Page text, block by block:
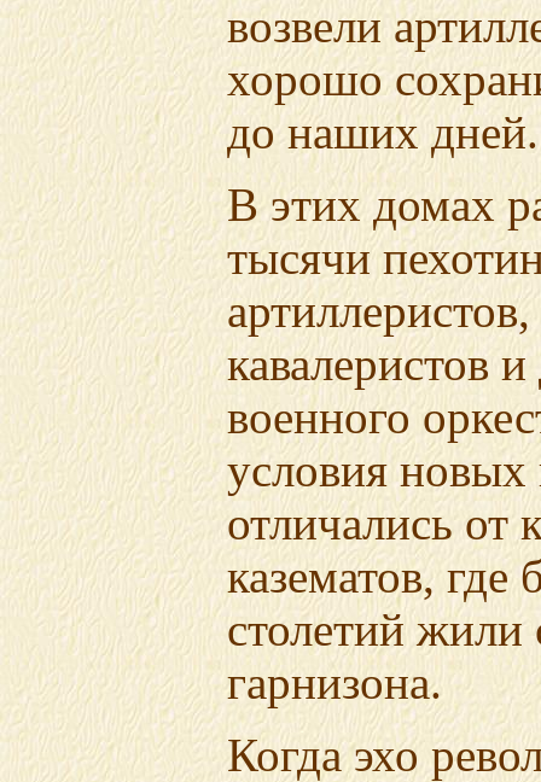
возвели
хорошо
до наших дней.
В этих домах
тысячи
кавалеристов
военного
условия
отличались от
казематов, где
столетий жили
гарнизона.
Когда эхо